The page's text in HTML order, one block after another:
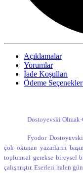
Açıklamalar
Yorumlar
İade Koşulları
Ödeme
Dostoyevski
Fyodor
çok okunan yazarların
toplumsal gerekse bireysel
çalışmıştır. Eserleri halen